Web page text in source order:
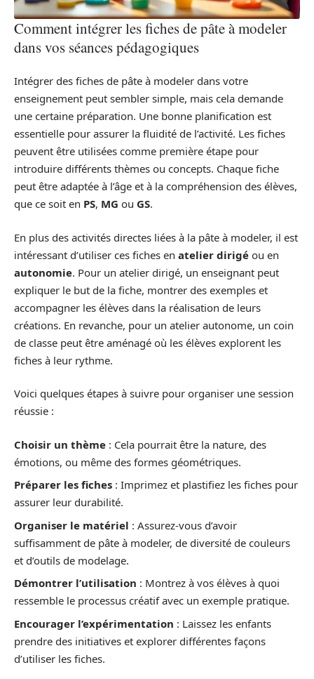
Comment intégrer les fiches de pâte à modeler
dans vos séances pédagogiques
Intégrer des fiches de pâte à modeler dans votre
enseignement peut sembler simple, mais cela demande
une certaine préparation. Une bonne planification est
essentielle pour assurer la fluidité de l’activité. Les fiches
peuvent être utilisées comme première étape pour
introduire différents thèmes ou concepts. Chaque fiche
peut être adaptée à l’âge et à la compréhension des élèves,
que ce soit en PS, MG ou GS.
En plus des activités directes liées à la pâte à modeler, il est
intéressant d’utiliser ces fiches en atelier dirigé ou en
autonomie. Pour un atelier dirigé, un enseignant peut
expliquer le but de la fiche, montrer des exemples et
accompagner les élèves dans la réalisation de leurs
créations. En revanche, pour un atelier autonome, un coin
de classe peut être aménagé où les élèves explorent les
fiches à leur rythme.
Voici quelques étapes à suivre pour organiser une session
réussie :
Choisir un thème : Cela pourrait être la nature, des
émotions, ou même des formes géométriques.
Préparer les fiches : Imprimez et plastifiez les fiches pour
assurer leur durabilité.
Organiser le matériel : Assurez-vous d’avoir
suffisamment de pâte à modeler, de diversité de couleurs
et d’outils de modelage.
Démontrer l’utilisation : Montrez à vos élèves à quoi
ressemble le processus créatif avec un exemple pratique.
Encourager l’expérimentation : Laissez les enfants
prendre des initiatives et explorer différentes façons
d’utiliser les fiches.